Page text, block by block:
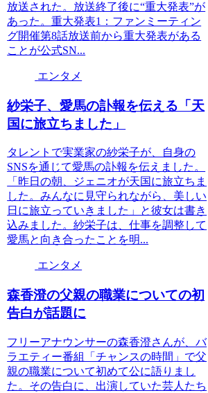
放送された。放送終了後に“重大発表”が
あった。重大発表1：ファンミーティン
グ開催第8話放送前から重大発表がある
ことが公式SN...
エンタメ
紗栄子、愛馬の訃報を伝える「天
国に旅立ちました」
タレントで実業家の紗栄子が、自身の
SNSを通じて愛馬の訃報を伝えました。
「昨日の朝、ジェニオが天国に旅立ちま
した。みんなに見守られながら、美しい
日に旅立っていきました」と彼女は書き
込みました。紗栄子は、仕事を調整して
愛馬と向き合ったことを明...
エンタメ
森香澄の父親の職業についての初
告白が話題に
フリーアナウンサーの森香澄さんが、バ
ラエティー番組「チャンスの時間」で父
親の職業について初めて公に語りまし
た。その告白に、出演していた芸人たち